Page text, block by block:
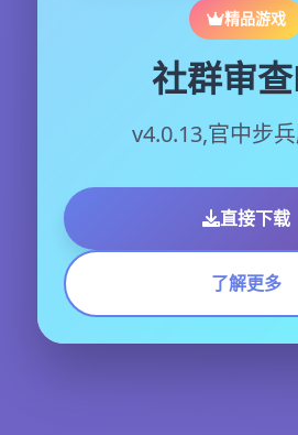
精品游戏
社群审
v4.0.13,官中步
直接下载
了解更多